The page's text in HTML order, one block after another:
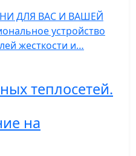
ДЛЯ ВАС И ВАШЕЙ
устройство
жесткости и…
теплосетей.
на